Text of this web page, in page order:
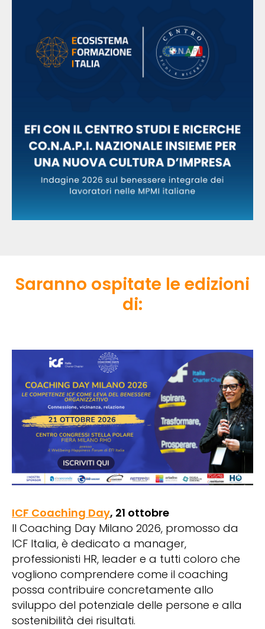
Saranno ospitate le edizioni
di:
ICF Coaching Day, 21 ottobre
Il Coaching Day Milano 2026, promosso da
ICF Italia, è dedicato a manager,
professionisti HR, leader e a tutti coloro che
vogliono comprendere come il coaching
possa contribuire concretamente allo
sviluppo del potenziale delle persone e alla
sostenibilità dei risultati.